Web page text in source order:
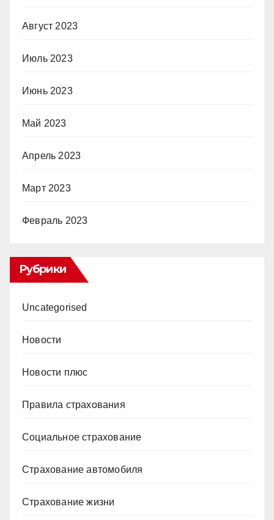
Август 2023
Июль 2023
Июнь 2023
Май 2023
Апрель 2023
Март 2023
Февраль 2023
Рубрики
Uncategorised
Новости
Новости плюс
Правила страхования
Социальное страхование
Страхование автомобиля
Страхование жизни